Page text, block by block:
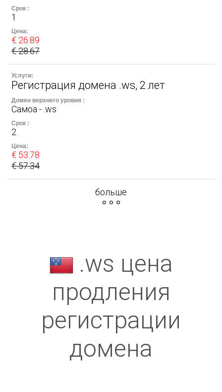
1
€ 26.89
€ 28.67
Регистрация домена .ws, 2 лет
Самоа - .ws
2
€ 53.78
€ 57.34
больше
.ws цена
продления
регистрации
домена